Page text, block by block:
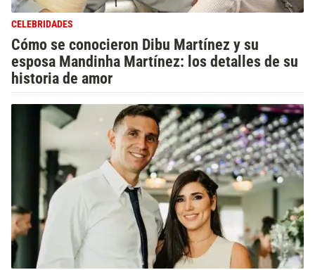
CELEBRIDADES
Cómo se conocieron Dibu Martínez y su
esposa Mandinha Martínez: los detalles de su
historia de amor